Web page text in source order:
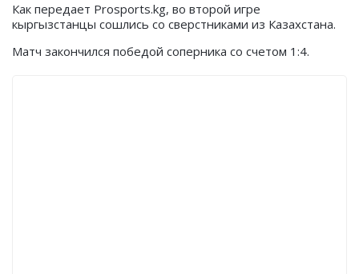
Как передает Prosports.kg, во второй игре
кыргызстанцы сошлись со сверстниками из Казахстана.
Матч закончился победой соперника со счетом 1:4.